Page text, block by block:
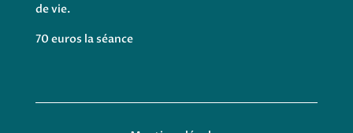
de vie.
70 euros la séance